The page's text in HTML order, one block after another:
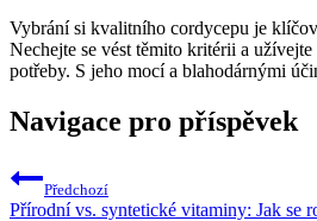
Vybrání si kvalitního cordycepu je
Nechejte se vést těmito kritérii a
potřeby. S jeho mocí a blahodárnými
Navigace pro příspěvek
Předchozí
Přírodní vs. syntetické vitaminy: Jak se